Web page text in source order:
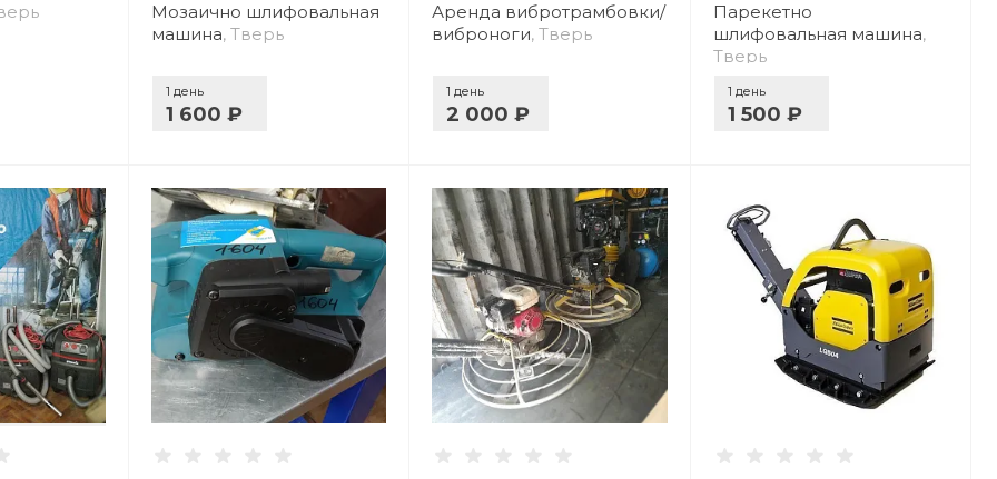
Мозаично шлифовальная
машина, Тверь
1 день
1 600 ₽
Аренда вибротрамбовки/
виброноги, Тверь
1 день
2 000 ₽
Парекетно
шлифовальная машина,
Тверь
1 день
1 500 ₽